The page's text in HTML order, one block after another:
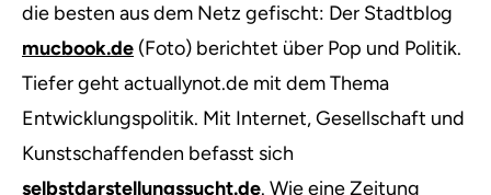
die besten aus dem Netz gefischt: Der Stadtblog
mucbook.de (Foto) berichtet über Pop und Politik.
Tiefer geht actuallynot.de mit dem Thema
Entwicklungspolitik. Mit Internet, Gesellschaft und
Kunstschaffenden befasst sich
selbstdarstellungssucht.de. Wie eine Zeitung